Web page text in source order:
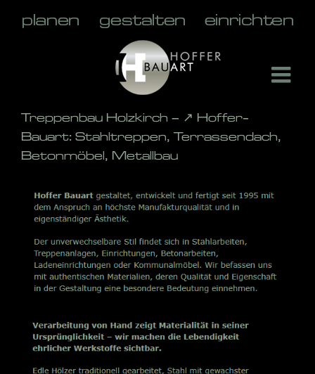
Treppenbau Holzkirch – ↗️ Hoffer-
Bauart: Stahltreppen, Terrassendach,
Betonmöbel, Metallbau